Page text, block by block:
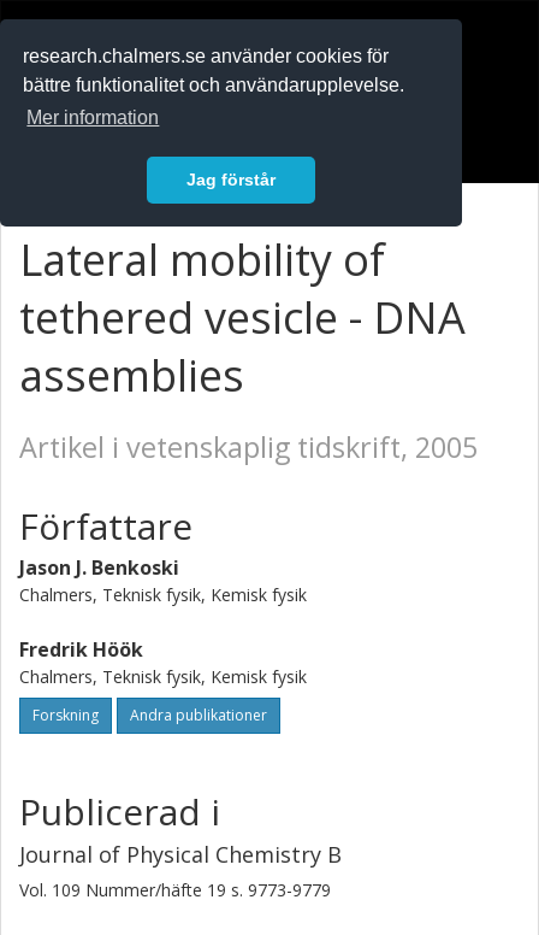
research.chalmers.se använder cookies för
bättre funktionalitet och användarupplevelse.
Mer information
Jag förstår
Lateral mobility of
tethered vesicle - DNA
assemblies
Artikel i vetenskaplig tidskrift, 2005
Författare
Jason J. Benkoski
Chalmers, Teknisk fysik, Kemisk fysik
Fredrik Höök
Chalmers, Teknisk fysik, Kemisk fysik
Forskning Andra publikationer
Publicerad i
Journal of Physical Chemistry B
Vol. 109 Nummer/häfte 19 s. 9773-9779